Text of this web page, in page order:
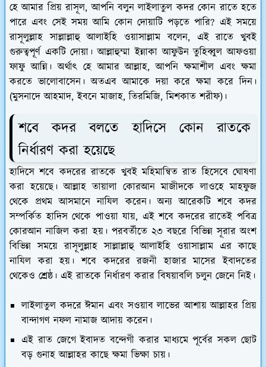
হে আমার প্রিয় রাসূল, আপনি বলুন লাইলাতুল কদর কোন রাতে হতে
পারে এবং সেই সময় আমি কোন দোয়াটি পড়তে পারি? এই সময়ে
রাসূলুল্লাহ সাল্লাল্লাহু আলাইহি ওয়াসাল্লাম বলেন, এই রাতে খুবই
গুরুত্বপূর্ণ একটি দোয়া। আল্লাহুম্মা ইন্নাকা আফুউন তুহিব্বুল আফওয়া
ফাফু আন্নি। অর্থাৎ হে আমার আল্লাহ, আপনি ক্ষমাশীল এবং ক্ষমা
করতে ভালোবাসেন। অতএব আমাকে দয়া করে ক্ষমা করে দিন।
(মুসনাদে আহমাদ, ইবনে মাজাহ, তিরমিজি, মিশকাত শরীফ)।
শবে কদর বলতে হাদিসে কোন রাতকে
নির্ধারণ করা হয়েছে
হাদিসে শবে কদরের রাতকে খুবই মহিমান্বিত রাত হিসেবে ঘোষণা
করা হয়েছে। আল্লাহ তায়ালা কোরআন মাজীদকে লাওহে মাহফুজ
থেকে প্রথম আসমানে নাযিল করেন। অন্য আরেকটি শবে কদর
সম্পর্কিত হাদিস থেকে পাওয়া যায়, এই শবে কদরের রাতেই পবিত্র
কোরআন নাজিল করা হয়। পরবর্তীতে ২৩ বছরে বিভিন্ন সূরার অংশ
বিভিন্ন সময়ে রাসূলুল্লাহ সাল্লাল্লাহু আলাইহি ওয়াসাল্লাম এর কাছে
নাযিল করা হয়। শবে কদরের রজনী হাজার মাসের ইবাদতের
থেকেও শ্রেষ্ঠ। এই রাতকে নির্ধারণ করার বিষয়াবলি চলুন জেনে নিই।
লাইলাতুল কদরে ঈমান এবং সওয়াব লাভের আশায় আল্লাহর প্রিয়
বান্দাগণ নফল নামাজ আদায় করেন।
এই রাত জেগে ইবাদত বন্দেগী করার মাধ্যমে পূর্বের সকল ছোট
বড় গুনাহ আল্লাহর কাছে ক্ষমা ভিক্ষা চায়।